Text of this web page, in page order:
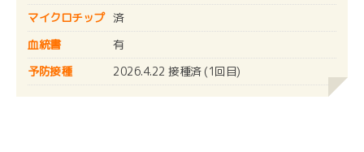
マイクロチップ 済
血統書
有
予防接種
2026.4.22 接種済 (1回目)